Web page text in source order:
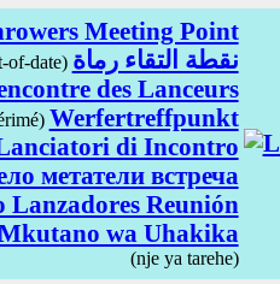
Meeting Point
of-date) نقطة التقاء رماة
des Lanceurs
Werfertreffpunkt
di Incontro
метатели встреча
Lanzadores Reunión
wa Uhakika
(nje ya tarehe)